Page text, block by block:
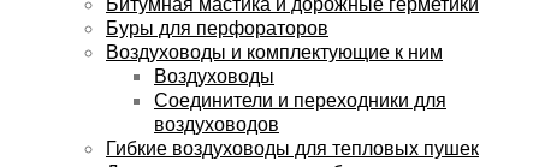
Буры для перфораторов
Воздуховоды и комплектующие к ним
Воздуховоды
Соединители и переходники для
воздуховодов
Гибкие воздуховоды для тепловых пушек